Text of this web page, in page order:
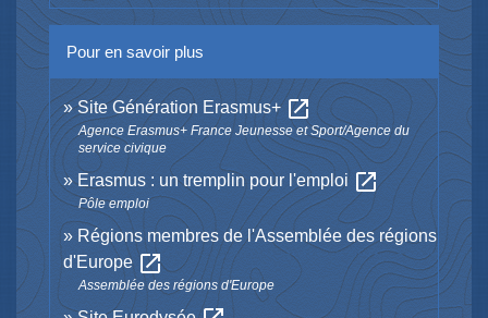
Pour en savoir plus
Site Génération Erasmus+ open_in_new
Agence Erasmus+ France Jeunesse et Sport/Agence du
service civique
Erasmus : un tremplin pour l'emploi open_in_new
Pôle emploi
Régions membres de l'Assemblée des régions
d'Europe open_in_new
Assemblée des régions d'Europe